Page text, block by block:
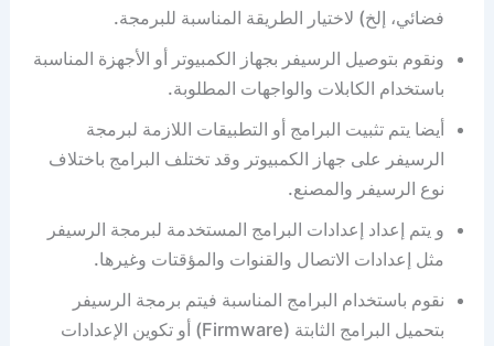
فضائي، إلخ) لاختيار الطريقة المناسبة للبرمجة.
ونقوم بتوصيل الرسيفر بجهاز الكمبيوتر أو الأجهزة المناسبة
باستخدام الكابلات والواجهات المطلوبة.
أيضا يتم تثبيت البرامج أو التطبيقات اللازمة لبرمجة
الرسيفر على جهاز الكمبيوتر وقد تختلف البرامج باختلاف
نوع الرسيفر والمصنع.
و يتم إعداد إعدادات البرامج المستخدمة لبرمجة الرسيفر
مثل إعدادات الاتصال والقنوات والمؤقتات وغيرها.
نقوم باستخدام البرامج المناسبة فيتم برمجة الرسيفر
بتحميل البرامج الثابتة (Firmware) أو تكوين الإعدادات